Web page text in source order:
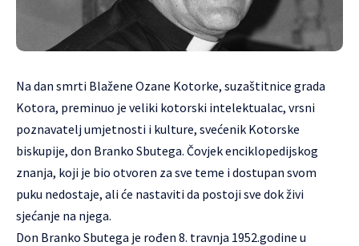
Na dan smrti Blažene Ozane Kotorke, suzaštitnice grada
Kotora, preminuo je veliki kotorski intelektualac, vrsni
poznavatelj umjetnosti i kulture, svećenik Kotorske
biskupije, don Branko Sbutega. Čovjek enciklopedijskog
znanja, koji je bio otvoren za sve teme i dostupan svom
puku nedostaje, ali će nastaviti da postoji sve dok živi
sjećanje na njega.
Don Branko Sbutega je rođen 8. travnja 1952.godine u